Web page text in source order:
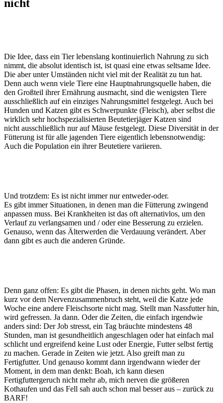
nicht
Die Idee, dass ein Tier lebenslang kontinuierlich Nahrung zu sich
nimmt, die absolut identisch ist, ist quasi eine etwas seltsame Idee.
Die aber unter Umständen nicht viel mit der Realität zu tun hat.
Denn auch wenn viele Tiere eine Hauptnahrungsquelle haben, die
den Großteil ihrer Ernährung ausmacht, sind die wenigsten Tiere
ausschließlich auf ein einziges Nahrungsmittel festgelegt. Auch bei
Hunden und Katzen gibt es Schwerpunkte (Fleisch), aber selbst die
wirklich sehr hochspezialisierten Beutetierjäger Katzen sind
nicht ausschließlich nur auf Mäuse festgelegt. Diese Diversität in der
Fütterung ist für alle jagenden Tiere eigentlich lebensnotwendig:
Auch die Population ein ihrer Beutetiere variieren.
Und trotzdem: Es ist nicht immer nur entweder-oder.
Es gibt immer Situationen, in denen man die Fütterung zwingend
anpassen muss. Bei Krankheiten ist das oft alternativlos, um den
Verlauf zu verlangsamen und / oder eine Besserung zu erzielen.
Genauso, wenn das Älterwerden die Verdauung verändert. Aber
dann gibt es auch die anderen Gründe.
Denn ganz offen: Es gibt die Phasen, in denen nichts geht. Wo man
kurz vor dem Nervenzusammenbruch steht, weil die Katze jede
Woche eine andere Fleischsorte nicht mag. Stellt man Nassfutter hin,
wird gefressen. Ja dann. Oder die Zeiten, die einfach irgendwie
anders sind: Der Job stresst, ein Tag bräuchte mindestens 48
Stunden, man ist gesundheitlich angeschlagen oder hat einfach mal
schlicht und ergreifend keine Lust oder Energie, Futter selbst fertig
zu machen. Gerade in Zeiten wie jetzt. Also greift man zu
Fertigfutter. Und genauso kommt dann irgendwann wieder der
Moment, in dem man denkt: Boah, ich kann diesen
Fertigfuttergeruch nicht mehr ab, mich nerven die größeren
Kothaufen und das Fell sah auch schon mal besser aus – zurück zu
BARF!